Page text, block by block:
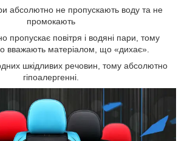
абсолютно не пропускають воду та не
промокають
пропускає повітря і водяні пари, тому
вважають матеріалом, що «дихає».
шкідливих речовин, тому абсолютно
гіпоалергенні.